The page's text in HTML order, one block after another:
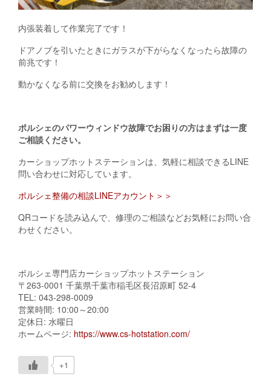
内張装着して作業完了です！
ドアノブを引いたときにガラスが下がらなくなったら故障の
前兆です！
動かなくなる前に交換をお勧めします！
ポルシェのパワーウィンドウ故障でお困りの方はまずは一度
ご相談ください。
カーショップホットステーションは、気軽に相談できるLINE
問い合わせに対応しています。
ポルシェ整備の相談LINEアカウント＞＞
QRコードを読み込んで、修理のご相談などお気軽にお問い合
わせください。
ポルシェ専門店カーショップホットステーション
〒263-0001 千葉県千葉市稲毛区長沼原町 52-4
TEL: 043-298-0009
営業時間: 10:00～20:00
定休日: 水曜日
ホームページ: https://www.cs-hotstation.com/
+1